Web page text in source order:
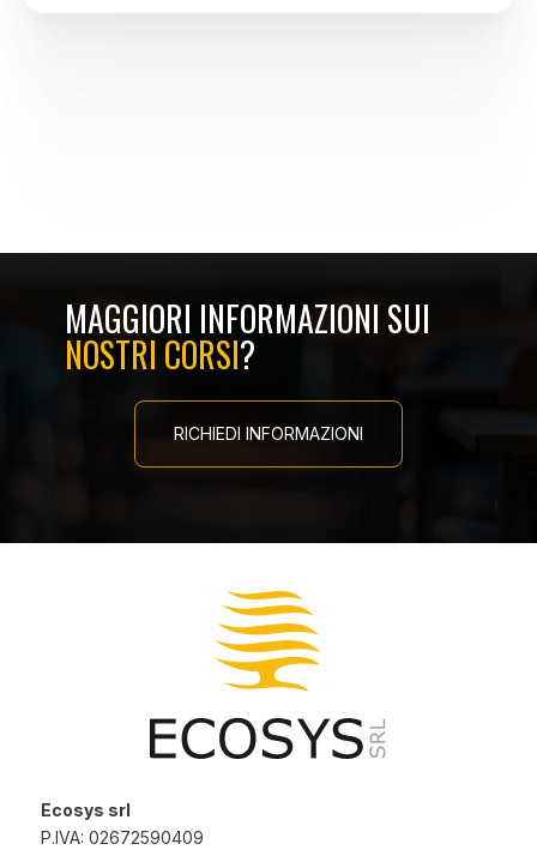
MAGGIORI INFORMAZIONI SUI
NOSTRI CORSI?
RICHIEDI INFORMAZIONI
Ecosys srl
P.IVA: 02672590409